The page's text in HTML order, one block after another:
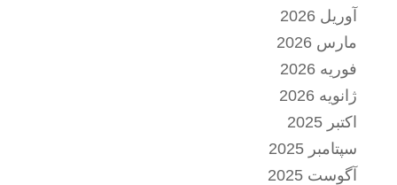
آوریل 2026
مارس 2026
فوریه 2026
ژانویه 2026
اکتبر 2025
سپتامبر 2025
آگوست 2025